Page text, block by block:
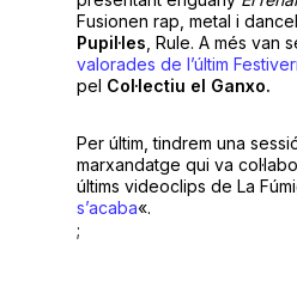
Fusionen rap, metal i
Pupil·les , Rule. A més van
valorades de l’últim
pel Col·lectiu el Ganxo.
Per últim, tindrem una
marxandatge qui va
últims videoclips de La
s’acaba«.
;